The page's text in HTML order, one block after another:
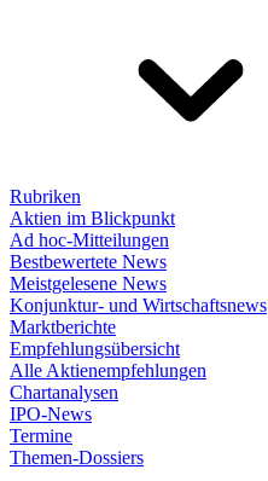
Rubriken
Aktien im Blickpunkt
Ad hoc-Mitteilungen
Bestbewertete News
Meistgelesene News
Konjunktur- und Wirtschaftsnews
Marktberichte
Empfehlungsübersicht
Alle Aktienempfehlungen
Chartanalysen
IPO-News
Termine
Themen-Dossiers